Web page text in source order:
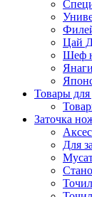
Цай
Шеф
Товары для
Заточка
Для